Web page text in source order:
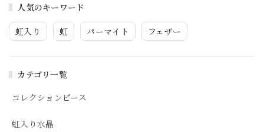
人気のキーワード
虹入り 虹 パーマイト フェザー
カテゴリ一覧
コレクションピース
虹入り水晶